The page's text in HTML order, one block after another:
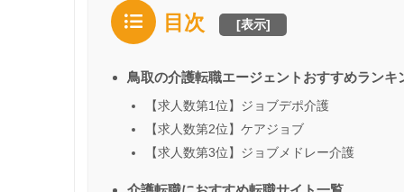
目次 [表示]
鳥取の介護転職エージェントおすすめランキ
【求人数第1位】ジョブデポ介護
【求人数第2位】ケアジョブ
【求人数第3位】ジョブメドレー介護